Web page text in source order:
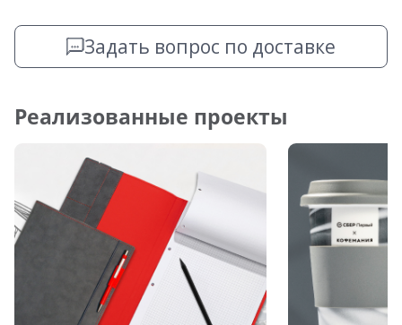
Задать вопрос по доставке
Реализованные проекты